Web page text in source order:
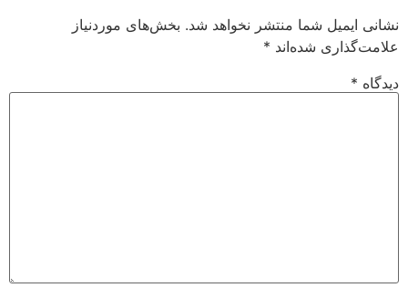
نشانی ایمیل شما منتشر نخواهد شد. بخش‌های موردنیاز
علامت‌گذاری شده‌اند*
دیدگاه*